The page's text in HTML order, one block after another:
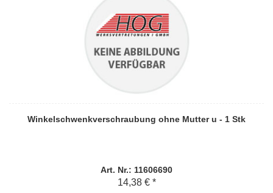
Winkelschwenkverschraubung ohne Mutter u - 1 Stk
Art. Nr.: 11606690
14,38 € *